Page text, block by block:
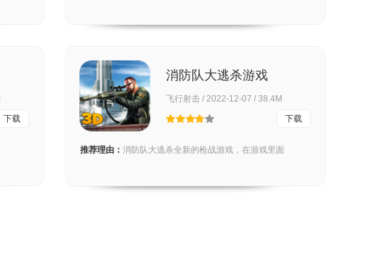
下载
消防队大逃杀游戏
飞行射击 / 2022-12-07 / 38.4M
下载
推荐理由： 消防队大逃杀全新的枪战游戏，在游戏里面